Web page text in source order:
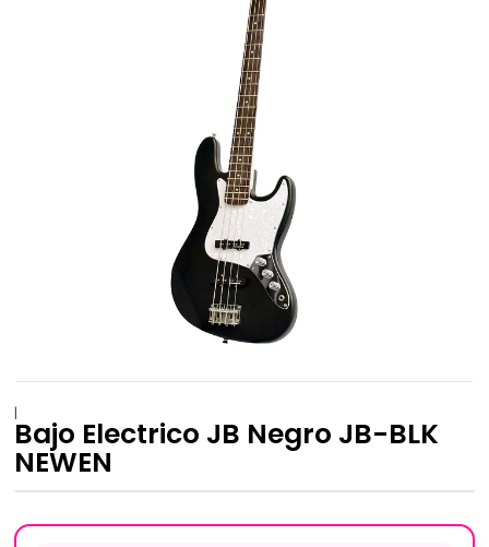
|
Bajo Electrico JB Negro JB-BLK
NEWEN